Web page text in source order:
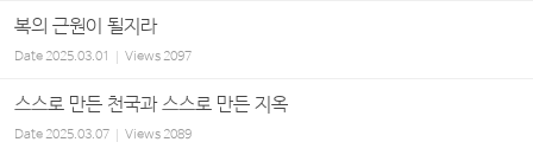
복의 근원이 될지라
Date2025.03.01 Views2097
스스로 만든 천국과 스스로 만든 지옥
Date2025.03.07 Views2089